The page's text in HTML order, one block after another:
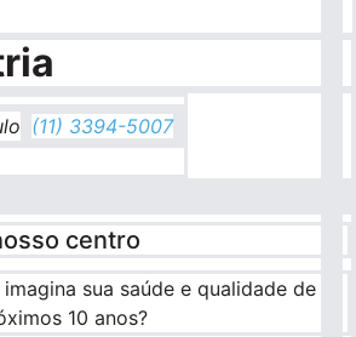
Patient
(11) 3394-5007
centro
sua saúde e qualidade de
10 anos?